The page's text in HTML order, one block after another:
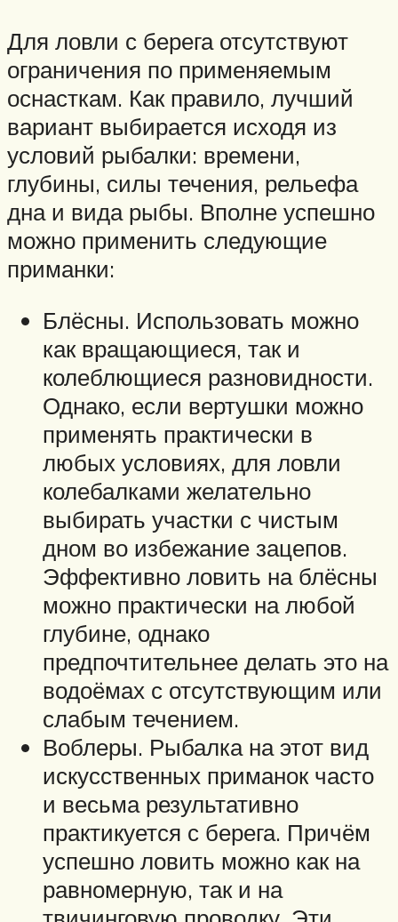
Для ловли с берега отсутствуют
ограничения по применяемым
оснасткам. Как правило, лучший
вариант выбирается исходя из
условий рыбалки: времени,
глубины, силы течения, рельефа
дна и вида рыбы. Вполне успешно
можно применить следующие
приманки:
Блёсны. Использовать можно
как вращающиеся, так и
колеблющиеся разновидности.
Однако, если вертушки можно
применять практически в
любых условиях, для ловли
колебалками желательно
выбирать участки с чистым
дном во избежание зацепов.
Эффективно ловить на блёсны
можно практически на любой
глубине, однако
предпочтительнее делать это на
водоёмах с отсутствующим или
слабым течением.
Воблеры. Рыбалка на этот вид
искусственных приманок часто
и весьма результативно
практикуется с берега. Причём
успешно ловить можно как на
равномерную, так и на